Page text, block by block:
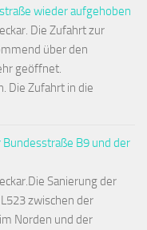
wieder aufgehoben
Die Zufahrt zur
über den
geöffnet.
Die Zufahrt in die
B9 und der
Sanierung der
zwischen der
Norden und der